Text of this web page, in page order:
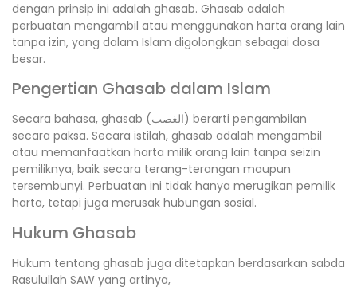
dengan prinsip ini adalah ghasab. Ghasab adalah
perbuatan mengambil atau menggunakan harta orang lain
tanpa izin, yang dalam Islam digolongkan sebagai dosa
besar.
Pengertian Ghasab dalam Islam
Secara bahasa, ghasab (الغصب) berarti pengambilan
secara paksa. Secara istilah, ghasab adalah mengambil
atau memanfaatkan harta milik orang lain tanpa seizin
pemiliknya, baik secara terang-terangan maupun
tersembunyi. Perbuatan ini tidak hanya merugikan pemilik
harta, tetapi juga merusak hubungan sosial.
Hukum Ghasab
Hukum tentang ghasab juga ditetapkan berdasarkan sabda
Rasulullah SAW yang artinya,